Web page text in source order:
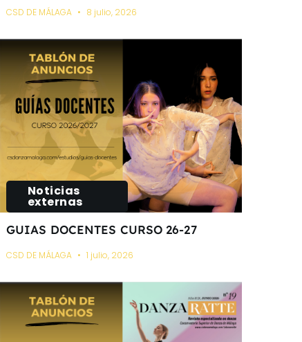
CSD DE MÁLAGA 8 julio, 2026
Noticias
externas
GUIAS DOCENTES CURSO 26-27
CSD DE MÁLAGA 1 julio, 2026